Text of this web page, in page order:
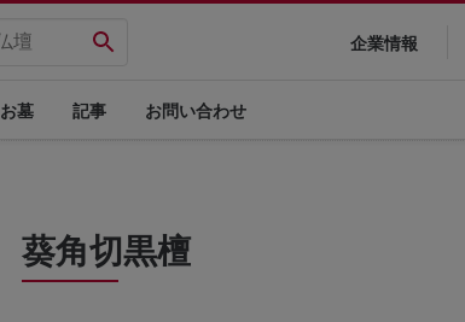
企業情報
お墓 記事 お問い合わせ
葵角切黒檀